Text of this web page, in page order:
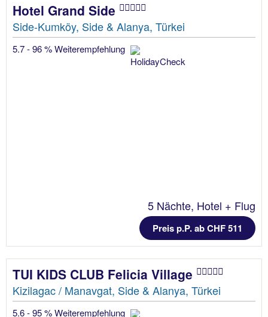
Hotel Grand Side
Side-Kumköy, Side & Alanya, Türkei
5.7 - 96 % Weiterempfehlung
5 Nächte, Hotel + Flug
Preis p.P. ab CHF 511
TUI KIDS CLUB Felicia Village
Kizilagac / Manavgat, Side & Alanya, Türkei
5.6 - 95 % Weiterempfehlung